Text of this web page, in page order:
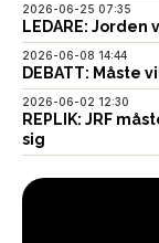
2026-06-25 07:35
LEDARE:
2026-06-08 14:44
DEBATT: Måste
2026-06-02 12:30
REPLIK: JRF
sig